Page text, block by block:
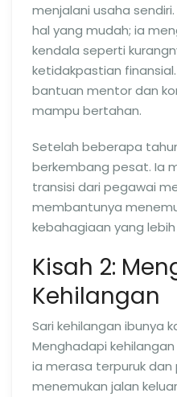
menjalani usaha
hal yang mudah; ia
kendala seperti
ketidakpastian
bantuan mentor dan
mampu bertahan.
Setelah beberapa
berkembang pesat. Ia
transisi dari pegawai
membantunya
kebahagiaan yang
Kisah 2:
Kehilangan
Sari kehilangan ibunya
Menghadapi
ia merasa terpuruk dan
menemukan jalan